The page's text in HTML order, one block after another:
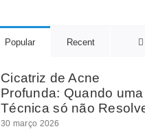
Popular Recent
Cicatriz de Acne
Profunda: Quando uma
Técnica só não
30 março 2026